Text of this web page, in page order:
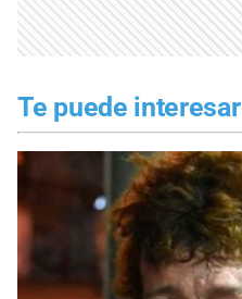
Te puede interesar